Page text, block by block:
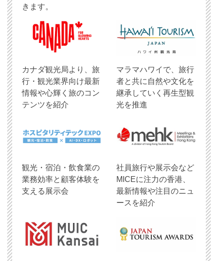
きます。
​カナダ観光局より、旅
行・観光業界向け最新
情報や心輝く旅のコン
テンツを紹介
マラマハワイで、旅行
者と共に自然や文化を
継承していく再生型観
光を推進
観光・宿泊・飲食業の
業務効率と顧客体験を
支える展示会
社員旅行や展示会など
MICEに注力の香港、
最新情報や注目のニュ
ースを紹介